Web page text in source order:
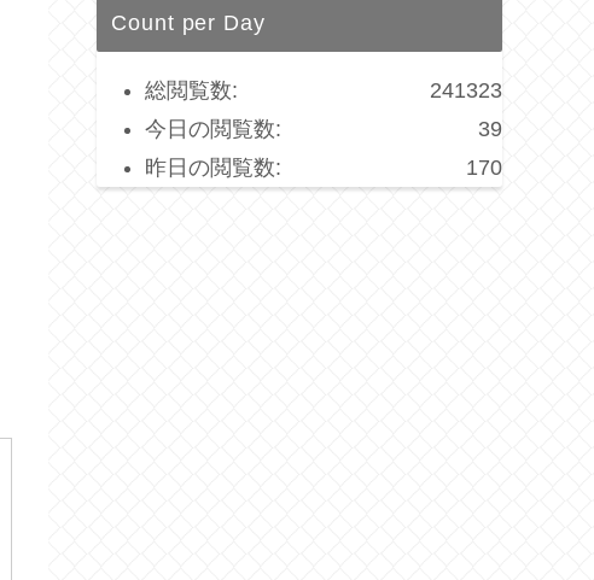
Count per Day
241323
総閲覧数:
39
今日の閲覧数:
170
昨日の閲覧数: